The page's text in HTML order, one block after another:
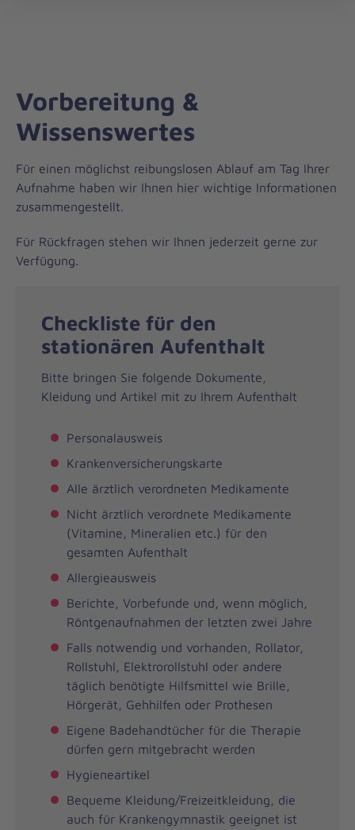
Vorbereitung &
Wissenswertes
Für einen möglichst reibungslosen Ablauf am Tag Ihrer
Aufnahme haben wir Ihnen hier wichtige Informationen
zusammengestellt.
Für Rückfragen stehen wir Ihnen jederzeit gerne zur
Verfügung.
Checkliste für den
stationären Aufenthalt
Bitte bringen Sie folgende Dokumente,
Kleidung und Artikel mit zu Ihrem Aufenthalt
Personalausweis
Krankenversicherungskarte
Alle ärztlich verordneten Medikamente
Nicht ärztlich verordnete Medikamente
(Vitamine, Mineralien etc.) für den
gesamten Aufenthalt
Allergieausweis
Berichte, Vorbefunde und, wenn möglich,
Röntgenaufnahmen der letzten zwei Jahre
Falls notwendig und vorhanden, Rollator,
Rollstuhl, Elektrorollstuhl oder andere
täglich benötigte Hilfsmittel wie Brille,
Hörgerät, Gehhilfen oder Prothesen
Eigene Badehandtücher für die Therapie
dürfen gern mitgebracht werden
Hygieneartikel
Bequeme Kleidung/Freizeitkleidung, die
auch für Krankengymnastik geeignet ist